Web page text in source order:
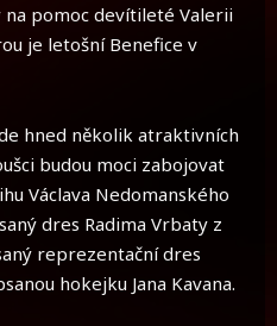
pomoc devítileté Valerii
je letošní Benefice v
hned několik atraktivních
budou moci zabojovat
Václava Nedomanského
dres Radima Vrbaty z
reprezentační dres
hokejku Jana Kavana.